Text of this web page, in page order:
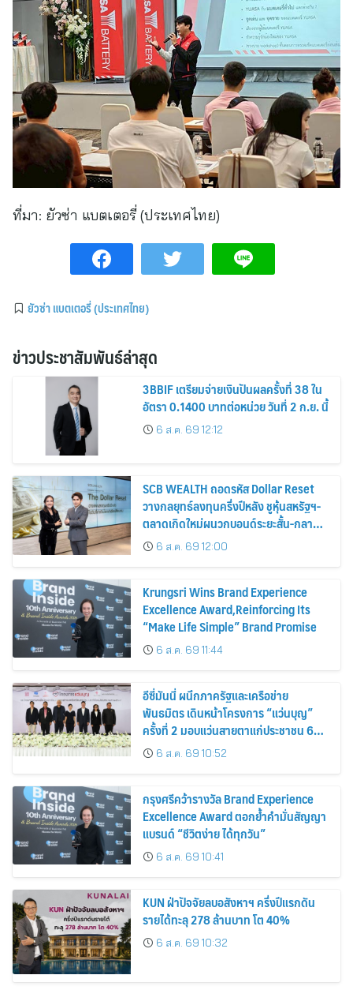
ที่มา: ยัวซ่า แบตเตอรี่ (ประเทศไทย)
ยัวซ่า แบตเตอรี่ (ประเทศไทย)
ข่าวประชาสัมพันธ์ล่าสุด
3BBIF เตรียมจ่ายเงินปันผลครั้งที่ 38 ใน
อัตรา 0.1400 บาทต่อหน่วย วันที่ 2 ก.ย. นี้
6 ส.ค. 69 12:12
SCB WEALTH ถอดรหัส Dollar Reset
วางกลยุทธ์ลงทุนครึ่งปีหลัง ชูหุ้นสหรัฐฯ-
ตลาดเกิดใหม่ผนวกบอนด์ระยะสั้น-กลาง
เสริมพอร์ตแกร่ง
6 ส.ค. 69 12:00
Krungsri Wins Brand Experience
Excellence Award,Reinforcing Its
“Make Life Simple” Brand Promise
6 ส.ค. 69 11:44
อีซี่มันนี่ ผนึกภาครัฐและเครือข่าย
พันธมิตร เดินหน้าโครงการ “แว่นบุญ”
ครั้งที่ 2 มอบแว่นสายตาแก่ประชาชน 600
คน ขยายโอกาสการมองเห็นสู่ชุมชนไทย
6 ส.ค. 69 10:52
กรุงศรีคว้ารางวัล Brand Experience
Excellence Award ตอกย้ำคำมั่นสัญญา
แบรนด์ “ชีวิตง่าย ได้ทุกวัน”
6 ส.ค. 69 10:41
KUN ฝ่าปัจจัยลบอสังหาฯ ครึ่งปีแรกดัน
รายได้ทะลุ 278 ล้านบาท โต 40%
6 ส.ค. 69 10:32